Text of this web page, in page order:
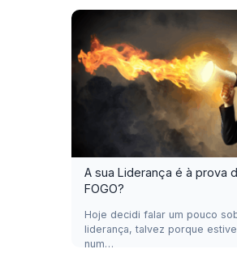
A sua Liderança é à prova
FOGO?
Hoje decidi falar um pouco
liderança, talvez porque
num…